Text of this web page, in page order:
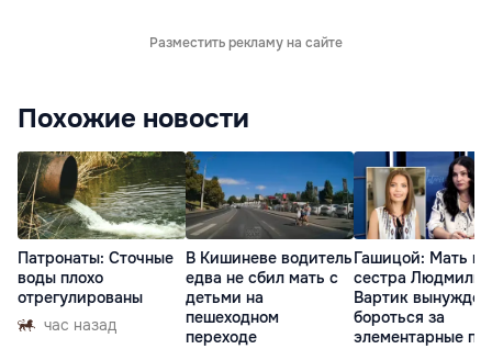
Разместить рекламу на сайте
Похожие новости
Патронаты: Сточные
воды плохо
отрегулированы
час назад
В Кишиневе водитель
едва не сбил мать с
детьми на
пешеходном
переходе
Гашицой: Мать и
сестра Людмилы
Вартик
бороться за
элементарные